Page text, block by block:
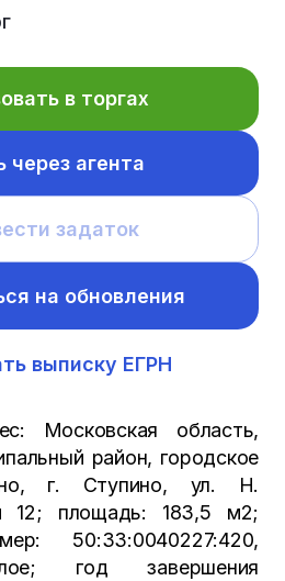
в торгах
через агента
задаток
на обновления
выписку ЕГРН
Московская область,
район, городское
г. Ступино, ул. Н.
12; площадь: 183,5 м2;
50:33:0040227:420,
год завершения